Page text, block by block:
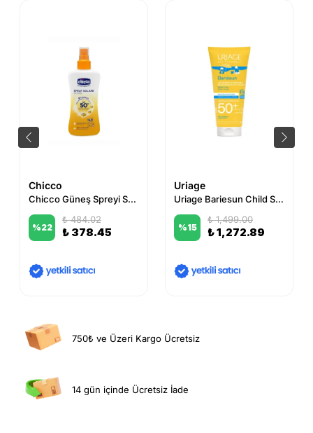
Chicco
Chicco Güneş Spreyi Spf 50+ 150 ml
%22
₺ 484.02
₺ 378.45
Uriage
Uriage Bariesun Child SPF50+ Lotion 100 ml
%15
₺ 1,499.00
₺ 1,272.89
750₺ ve Üzeri Kargo Ücretsiz
14 gün içinde Ücretsiz İade